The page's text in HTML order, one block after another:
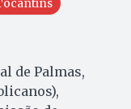
de Palmas,